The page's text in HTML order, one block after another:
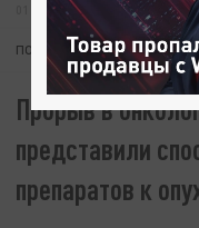
01 ОКТЯБРЯ 14:05
ПОДПИШИТЕСЬ:
Прорыв в
представили
препаратов к